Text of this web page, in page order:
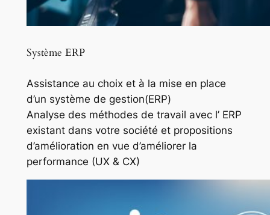
Système ERP
Assistance au choix et à la mise en place
d’un système de gestion(ERP)
Analyse des méthodes de travail avec l’ ERP
existant dans votre société et propositions
d’amélioration en vue d’améliorer la
performance (UX & CX)